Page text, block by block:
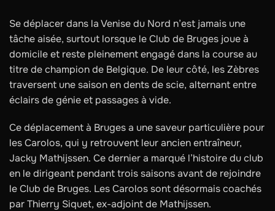
Se déplacer dans la Venise du Nord n’est jamais une
tâche aisée, surtout lorsque le Club de Bruges joue à
domicile et reste pleinement engagé dans la course au
titre de champion de Belgique. De leur côté, les Zèbres
traversent une saison en dents de scie, alternant entre
éclairs de génie et passages à vide.
Ce déplacement à Bruges a une saveur particulière pour
les Carolos, qui y retrouvent leur ancien entraîneur,
Jacky Mathijssen. Ce dernier a marqué l’histoire du club
en le dirigeant pendant trois saisons avant de rejoindre
le Club de Bruges. Les Carolos sont désormais coachés
par Thierry Siquet, ex-adjoint de Mathijssen.